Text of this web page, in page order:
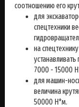
соотношению его
для
спецтехники
на
7000 - 15000
для машин-
величина
50000 Н*м.